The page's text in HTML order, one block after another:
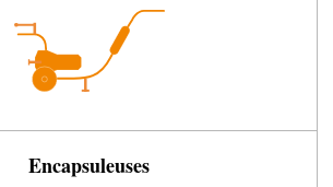
Encapsuleuses